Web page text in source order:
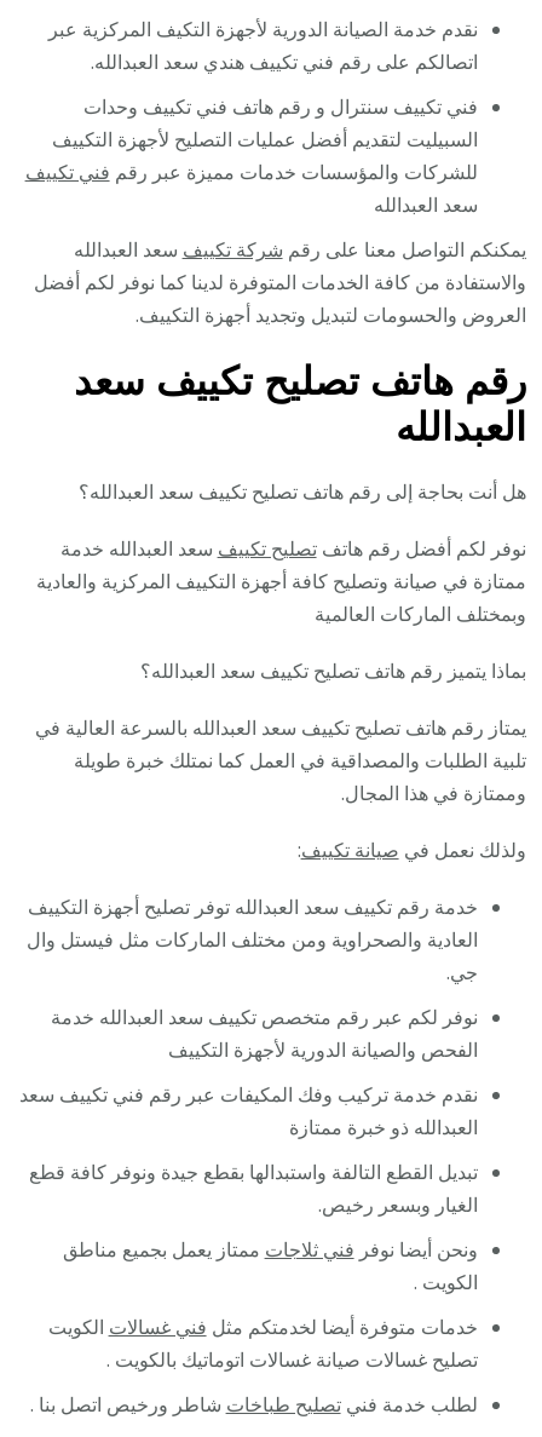
نقدم خدمة الصيانة الدورية لأجهزة التكيف المركزية عبر
اتصالكم على رقم فني تكييف هندي سعد العبدالله.
فني تكييف سنترال و رقم هاتف فني تكييف وحدات
السبيليت لتقديم أفضل عمليات التصليح لأجهزة التكييف
للشركات والمؤسسات خدمات مميزة عبر رقم فني تكييف
سعد العبدالله
يمكنكم التواصل معنا على رقم شركة تكييف سعد العبدالله
والاستفادة من كافة الخدمات المتوفرة لدينا كما نوفر لكم أفضل
العروض والحسومات لتبديل وتجديد أجهزة التكييف.
رقم هاتف تصليح تكييف سعد
العبدالله
هل أنت بحاجة إلى رقم هاتف تصليح تكييف سعد العبدالله؟
نوفر لكم أفضل رقم هاتفتصليح تكييف سعد العبدالله خدمة
ممتازة في صيانة وتصليح كافة أجهزة التكييف المركزية والعادية
وبمختلف الماركات العالمية
بماذا يتميز رقم هاتف تصليح تكييف سعد العبدالله؟
يمتاز رقم هاتف تصليح تكييف سعد العبدالله بالسرعة العالية في
تلبية الطلبات والمصداقية في العمل كما نمتلك خبرة طويلة
وممتازة في هذا المجال.
ولذلك نعمل في صيانة تكييف:
خدمة رقم تكييف سعد العبدالله توفر تصليح أجهزة التكييف
العادية والصحراوية ومن مختلف الماركات مثل فيستل وال
جي.
نوفر لكم عبر رقم متخصص تكييف سعد العبدالله خدمة
الفحص والصيانة الدورية لأجهزة التكييف
نقدم خدمة تركيب وفك المكيفات عبر رقم فني تكييف سعد
العبدالله ذو خبرة ممتازة
تبديل القطع التالفة واستبدالها بقطع جيدة ونوفر كافة قطع
الغيار وبسعر رخيص.
ونحن أيضا نوفر فني ثلاجات ممتاز يعمل بجميع مناطق
الكويت .
خدمات متوفرة أيضا لخدمتكم مثل فني غسالات الكويت
تصليح غسالات صيانة غسالات اتوماتيك بالكويت .
لطلب خدمة فنيتصليح طباخات شاطر ورخيص اتصل بنا .